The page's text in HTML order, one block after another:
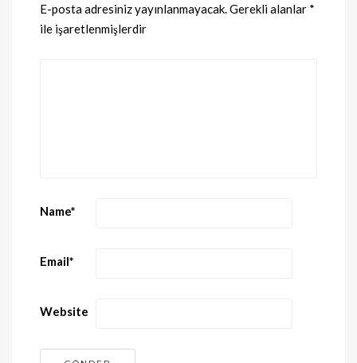
E-posta adresiniz yayınlanmayacak. Gerekli alanlar *
ile işaretlenmişlerdir
Name*
Email*
Website